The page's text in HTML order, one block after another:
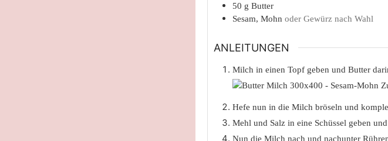
50 g Butter
Sesam, Mohn oder Gewürz nach Wahl
ANLEITUNGEN
Milch in einen Topf geben und Butter
Hefe nun in die Milch bröseln und
Mehl und Salz in eine Schüssel geben
Nun die Milch nach und nachunter